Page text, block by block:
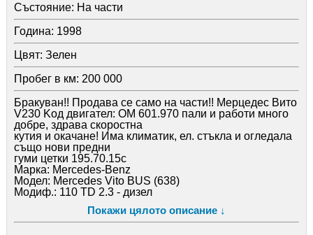
Състояние: На части
Година: 1998
Цвят: Зелен
Пробег в км: 200 000
Бракуван!! Продава се само на части!! Мерцедес Вито
V230 Kод двигател: OM 601.970 пали и работи много
добре, здрава скоростна
кутия и окачане! Има климатик, ел. стъкла и огледала
също нови предни
гуми цетки 195.70.15c
Марка: Mercedes-Benz
Модел: Mercedes Vito BUS (638)
Модиф.: 110 TD 2.3 - дизел
Година: 02.1996 - 07.2003
Задвижване: предно
Покажи цялото описание ↓